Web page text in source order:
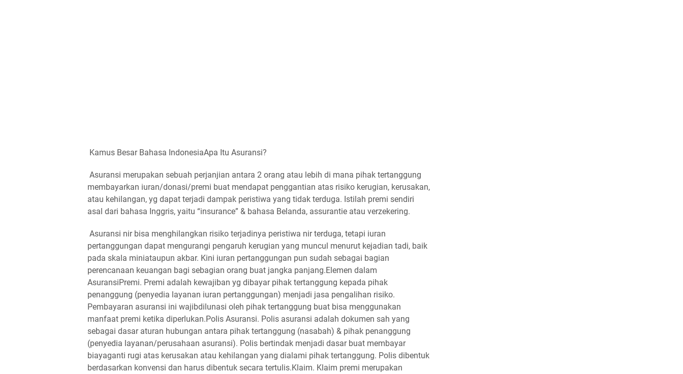
Kamus Besar Bahasa IndonesiaApa Itu Asuransi?
Asuransi merupakan sebuah perjanjian antara 2 orang atau lebih di mana pihak tertanggung
membayarkan iuran/donasi/premi buat mendapat penggantian atas risiko kerugian, kerusakan,
atau kehilangan, yg dapat terjadi dampak peristiwa yang tidak terduga. Istilah premi sendiri
asal dari bahasa Inggris, yaitu “insurance” & bahasa Belanda, assurantie atau verzekering.
Asuransi nir bisa menghilangkan risiko terjadinya peristiwa nir terduga, tetapi iuran
pertanggungan dapat mengurangi pengaruh kerugian yang muncul menurut kejadian tadi, baik
pada skala miniataupun akbar. Kini iuran pertanggungan pun sudah sebagai bagian
perencanaan keuangan bagi sebagian orang buat jangka panjang.Elemen dalam
AsuransiPremi. Premi adalah kewajiban yg dibayar pihak tertanggung kepada pihak
penanggung (penyedia layanan iuran pertanggungan) menjadi jasa pengalihan risiko.
Pembayaran asuransi ini wajibdilunasi oleh pihak tertanggung buat bisa menggunakan
manfaat premi ketika diperlukan.Polis Asuransi. Polis asuransi adalah dokumen sah yang
sebagai dasar aturan hubungan antara pihak tertanggung (nasabah) & pihak penanggung
(penyedia layanan/perusahaan asuransi). Polis bertindak menjadi dasar buat membayar
biayaganti rugi atas kerusakan atau kehilangan yang dialami pihak tertanggung. Polis dibentuk
berdasarkan konvensi dan harus dibentuk secara tertulis.Klaim. Klaim premi merupakan